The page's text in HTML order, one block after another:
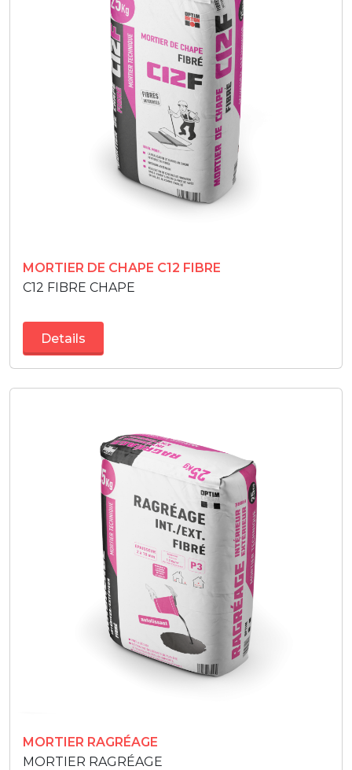
MORTIER DE CHAPE C12 FIBRE
C12 FIBRE CHAPE
Details
MORTIER RAGRÉAGE
MORTIER RAGRÉAGE